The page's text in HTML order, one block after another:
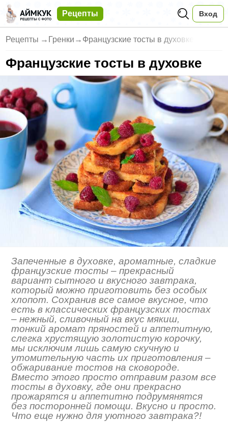
Рецепты Вход
Рецепты → Гренки → Французские тосты в духовке
Французские тосты в духовке
Запеченные в духовке, ароматные, сладкие
французские тосты – прекрасный
вариант сытного и вкусного завтрака,
который можно приготовить без особых
хлопот. Сохранив все самое вкусное, что
есть в классических французских тостах
– нежный, сливочный на вкус мякиш,
тонкий аромат пряностей и аппетитную,
слегка хрустящую золотистую корочку,
мы исключим лишь самую скучную и
утомительную часть их приготовления –
обжаривание тостов на сковороде.
Вместо этого просто отправим разом все
тосты в духовку, где они прекрасно
прожарятся и аппетитно подрумянятся
без посторонней помощи. Вкусно и просто.
Что еще нужно для уютного завтрака?!